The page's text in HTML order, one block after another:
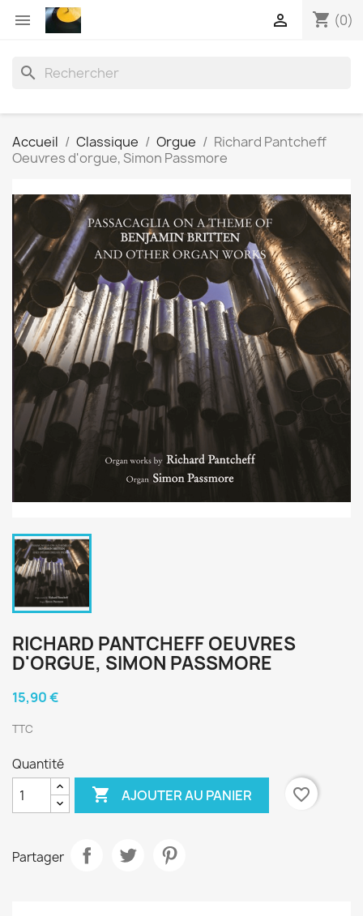
 shopping_cart (0)

search
Accueil Classique Orgue
Richard Pantcheff
Oeuvres d'orgue, Simon Passmore
RICHARD PANTCHEFF OEUVRES
D'ORGUE, SIMON PASSMORE
15,90 €
TTC
Quantité
 AJOUTER AU PANIER favorite_border
Partager